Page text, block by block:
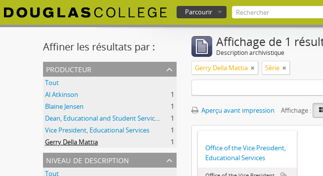
Parcourir
Affiner les résultats par :
producteur
Tout
Al Atkinson
1
Blaine Jensen
1
Dean, Educational and Student Services
1
Vice President, Educational Services
1
Gerry Della Mattia
1
niveau de description
Tout
Affichage de 1
Description archivistique
Gerry Della Mattia Série
Aperçu avant impression Affichage :
Office of the Vice President,
Educational Services